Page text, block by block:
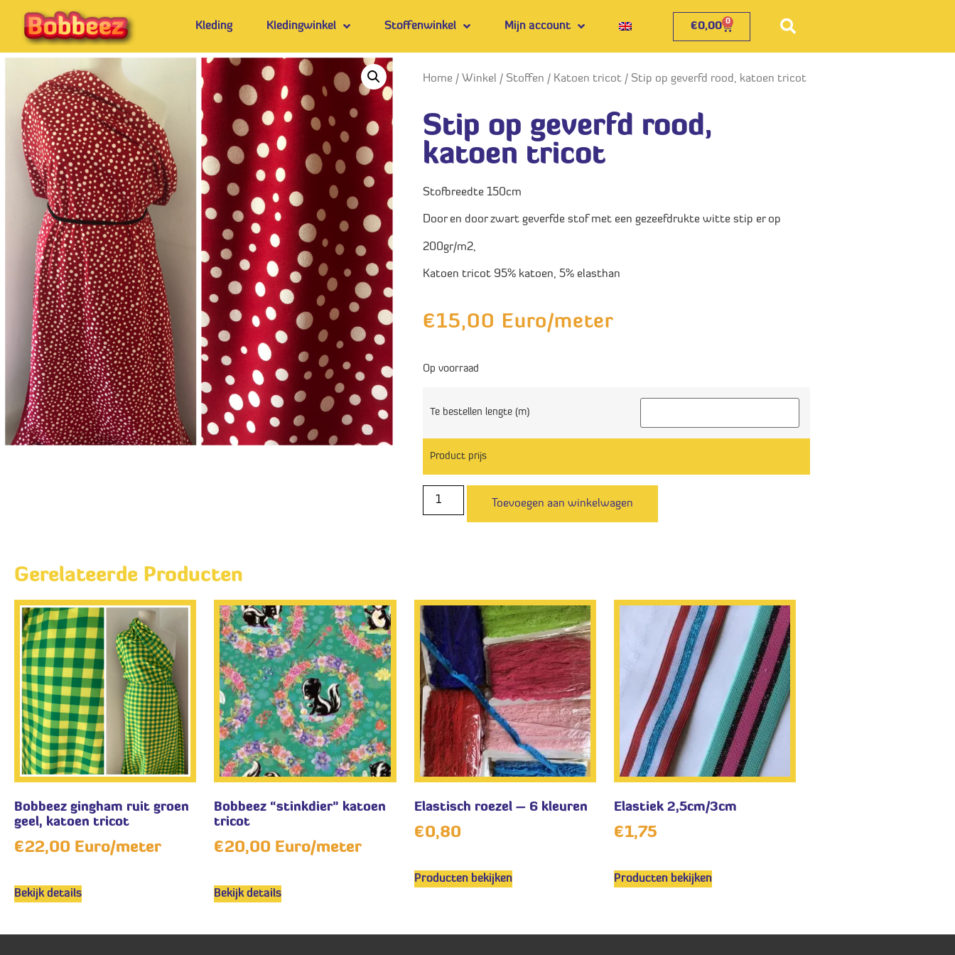
Kleding Kledingwinkel Stoffenwinkel Mijn account €0,00 0
Home / Winkel / Stoffen / Katoen tricot / Stip op geverfd rood, katoen tricot
Stip op geverfd rood,
katoen tricot
Stofbreedte 150cm
Door en door zwart geverfde stof met een gezeefdrukte witte stip er op
200gr/m2,
Katoen tricot 95% katoen, 5% elasthan
€15,00 Euro/meter
Op voorraad
Te bestellen lengte (m)
Product prijs
Toevoegen aan winkelwagen
Gerelateerde Producten
Bobbeez gingham ruit groen
geel, katoen tricot
€22,00 Euro/meter
Bekijk details
Bobbeez “stinkdier” katoen
tricot
€20,00 Euro/meter
Bekijk details
Elastisch roezel – 6 kleuren
€0,80
Producten bekijken
Elastiek 2,5cm/3cm
€1,75
Producten bekijken